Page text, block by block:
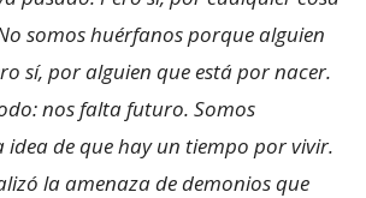
somos huérfanos porque alguien
sí, por alguien que está por nacer.
nos falta futuro. Somos
idea de que hay un tiempo por vivir.
la amenaza de demonios que